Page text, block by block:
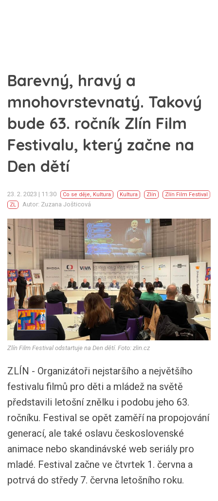
Barevný, hravý a
mnohovrstevnatý. Takový
bude 63. ročník Zlín Film
Festivalu, který začne na
Den dětí
23. 2. 2023 | 11:30 Co se děje, Kultura Kultura Zlín
Zlín Film Festival
ZL
Autor: Zuzana Jošticová
Zlín Film Festival odstartuje na Den dětí. Foto: zlin.cz
ZLÍN - Organizátoři nejstaršího a největšího
festivalu filmů pro děti a mládež na světě
představili letošní znělku i podobu jeho 63.
ročníku. Festival se opět zaměří na propojování
generací, ale také oslavu československé
animace nebo skandinávské web seriály pro
mladé. Festival začne ve čtvrtek 1. června a
potrvá do středy 7. června letošního roku.